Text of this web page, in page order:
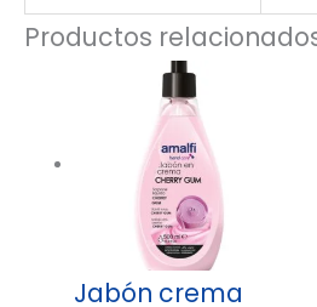
Productos
Jabón crema